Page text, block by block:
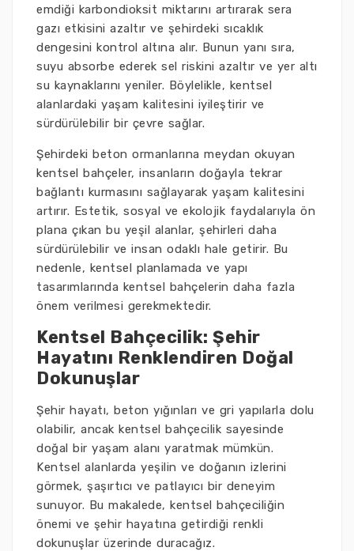
emdiği karbondioksit miktarını artırarak sera
gazı etkisini azaltır ve şehirdeki sıcaklık
dengesini kontrol altına alır. Bunun yanı sıra,
suyu absorbe ederek sel riskini azaltır ve yer altı
su kaynaklarını yeniler. Böylelikle, kentsel
alanlardaki yaşam kalitesini iyileştirir ve
sürdürülebilir bir çevre sağlar.
Şehirdeki beton ormanlarına meydan okuyan
kentsel bahçeler, insanların doğayla tekrar
bağlantı kurmasını sağlayarak yaşam kalitesini
artırır. Estetik, sosyal ve ekolojik faydalarıyla ön
plana çıkan bu yeşil alanlar, şehirleri daha
sürdürülebilir ve insan odaklı hale getirir. Bu
nedenle, kentsel planlamada ve yapı
tasarımlarında kentsel bahçelerin daha fazla
önem verilmesi gerekmektedir.
Kentsel Bahçecilik: Şehir
Hayatını Renklendiren Doğal
Dokunuşlar
Şehir hayatı, beton yığınları ve gri yapılarla dolu
olabilir, ancak kentsel bahçecilik sayesinde
doğal bir yaşam alanı yaratmak mümkün.
Kentsel alanlarda yeşilin ve doğanın izlerini
görmek, şaşırtıcı ve patlayıcı bir deneyim
sunuyor. Bu makalede, kentsel bahçeciliğin
önemi ve şehir hayatına getirdiği renkli
dokunuşlar üzerinde duracağız.